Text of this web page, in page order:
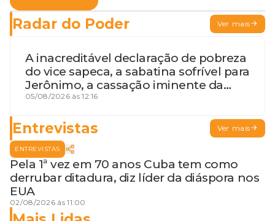
Radar do Poder Ver mais
A inacreditável declaração de pobreza
do vice sapeca, a sabatina sofrível para
Jerônimo, a cassação iminente da
desembargadora e a vaga do Quinto
05/08/2026 às 12:16
Entrevistas Ver mais
ENTREVISTAS
Pela 1ª vez em 70 anos Cuba tem como
derrubar ditadura, diz líder da diáspora nos
EUA
02/08/2026 às 11:00